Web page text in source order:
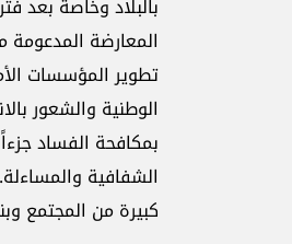
بالبلاد وخاصةً بعد
المعارضة
تطوير المؤسسات
الوطنية والشعور
بمكافحة الفساد
الشفافية
كبيرة من المجتمع